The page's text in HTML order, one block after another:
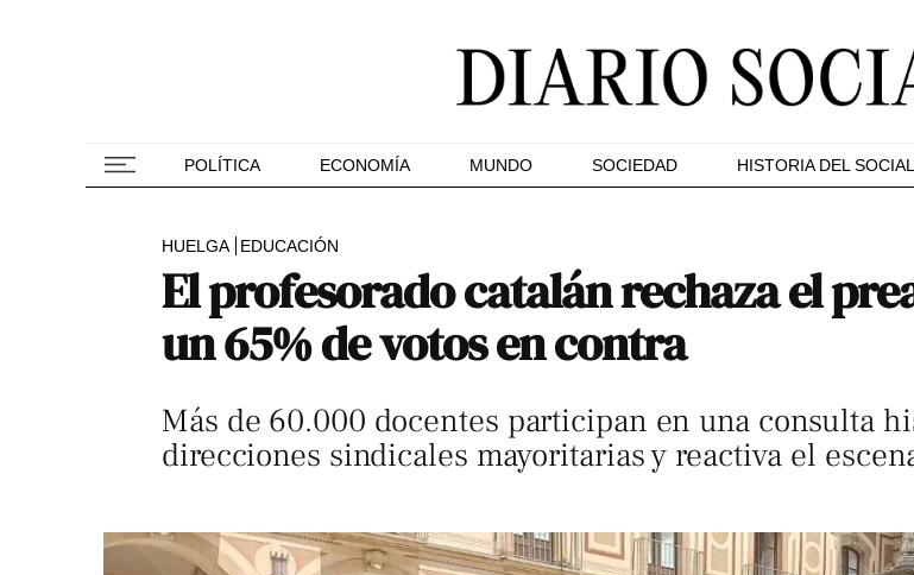
POLÍTICA ECONOMÍA MUNDO SOCIEDAD HISTORIA DEL
HUELGA EDUCACIÓN
El profesorado catalán rechaza el
un 65% de votos en contra
Más de 60.000 docentes participan en una consulta
direcciones sindicales mayoritarias y reactiva el